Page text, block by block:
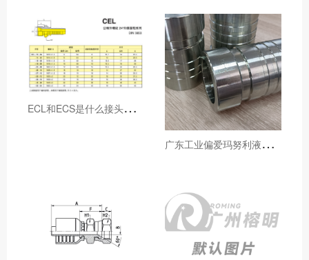
E
CL和ECS是什么接头，用于什么胶管或管件
广
东工业偏爱玛努利液压产品的五大原因（代理深度分析）